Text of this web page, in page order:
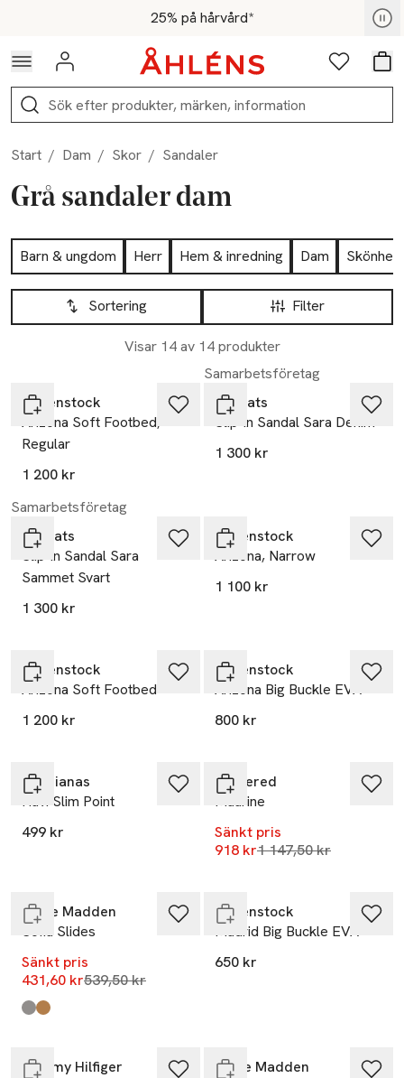
Hoppa till navigationsmenyn25% på hårvård*
För medlemmar - Shoppa nu
Logga in Favoriter
Sök
Start / Dam / Skor / Sandaler
Grå sandaler dam
Hoppa till produktsidan
Barn & ungdom Herr Hem & inredning Dam
Skönhet
Hoppa till produktsidan
Filter
Sortering
Visar 14 av 14 produkter
Lista över produkter
Birkenstock
Arizona Soft Footbed,
Regular
1 200 kr
Samarbetsföretag
Ailyflats
Slip-in Sandal Sara Denim
1 300 kr
Samarbetsföretag
Ailyflats
Slip-in Sandal Sara
Sammet Svart
1 300 kr
Birkenstock
Arizona, Narrow
1 100 kr
Birkenstock
Arizona Soft Footbed
1 200 kr
Birkenstock
Arizona Big Buckle EVA
800 kr
Havaianas
Hav. Slim Point
499 kr
Flattered
Maurine
Sänkt pris
918 krLägsta pris 30 dagar
1 147,50 kr
Steve Madden
Sofia Slides
Sänkt pris
431,60 krLägsta pris 30 dagar
539,50 kr
Produkten finns i färgerna:
Black Leather
Cognac
Birkenstock
Madrid Big Buckle EVA
650 kr
-20%
Tommy Hilfiger
Steve Madden